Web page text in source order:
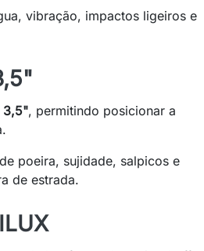
vibração, impactos ligeiros e
3,5", permitindo posicionar a
poeira, sujidade, salpicos e
de estrada.